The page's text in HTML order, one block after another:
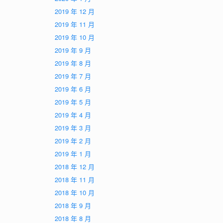
2019 年 12 月
2019 年 11 月
2019 年 10 月
2019 年 9 月
2019 年 8 月
2019 年 7 月
2019 年 6 月
2019 年 5 月
2019 年 4 月
2019 年 3 月
2019 年 2 月
2019 年 1 月
2018 年 12 月
2018 年 11 月
2018 年 10 月
2018 年 9 月
2018 年 8 月